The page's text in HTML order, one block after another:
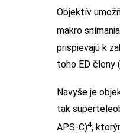
Objektív
makro snímania
prispievajú k
toho ED členy
Navyše je
tak
APS-C)4,